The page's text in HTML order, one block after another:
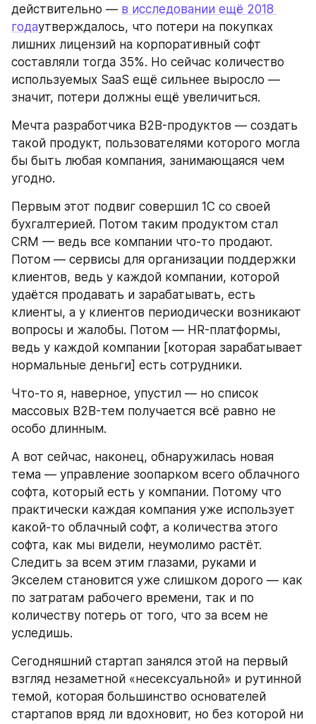
действительно — в исследовании ещё 2018
годаутверждалось, что потери на покупках
лишних лицензий на корпоративный софт
составляли тогда 35%. Но сейчас количество
используемых SaaS ещё сильнее выросло —
значит, потери должны ещё увеличиться.
Мечта разработчика B2B-продуктов — создать
такой продукт, пользователями которого могла
бы быть любая компания, занимающаяся чем
угодно.
Первым этот подвиг совершил 1С со своей
бухгалтерией. Потом таким продуктом стал
CRM — ведь все компании что-то продают.
Потом — сервисы для организации поддержки
клиентов, ведь у каждой компании, которой
удаётся продавать и зарабатывать, есть
клиенты, а у клиентов периодически возникают
вопросы и жалобы. Потом — HR-платформы,
ведь у каждой компании [которая зарабатывает
нормальные деньги] есть сотрудники.
Что-то я, наверное, упустил — но список
массовых B2B-тем получается всё равно не
особо длинным.
А вот сейчас, наконец, обнаружилась новая
тема — управление зоопарком всего облачного
софта, который есть у компании. Потому что
практически каждая компания уже использует
какой-то облачный софт, а количества этого
софта, как мы видели, неумолимо растёт.
Следить за всем этим глазами, руками и
Экселем становится уже слишком дорого — как
по затратам рабочего времени, так и по
количеству потерь от того, что за всем не
уследишь.
Сегодняшний стартап занялся этой на первый
взгляд незаметной «несексуальной» и рутинной
темой, которая большинство основателей
стартапов вряд ли вдохновит, но без которой ни